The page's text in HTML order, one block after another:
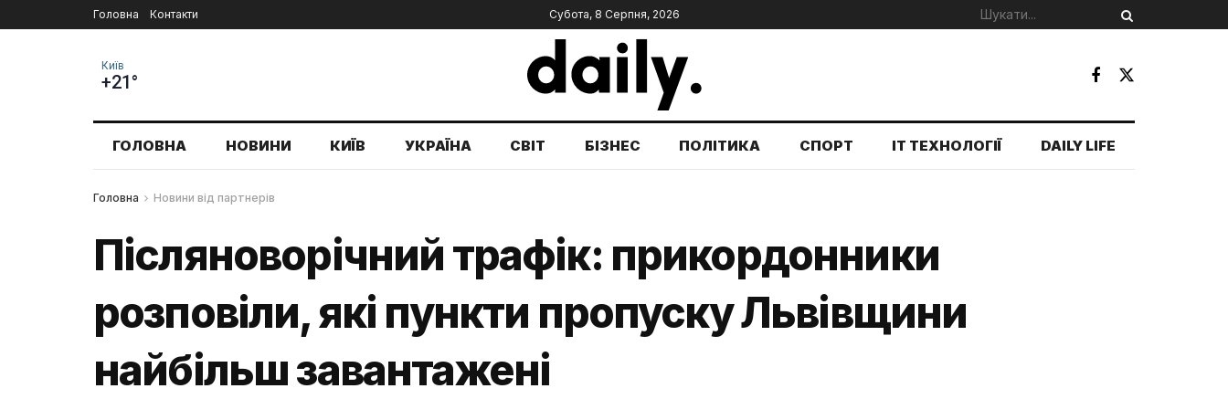
Головна Контакти Субота, 8 Серпня, 2026
Київ
+21°
ГОЛОВНА НОВИНИ КИЇВ УКРАЇНА СВІТ БІЗНЕС ПОЛІТИКА СПОРТ IT ТЕХНОЛОГІЇ DAILY LIFE
Головна Новини від партнерів
Післяноворічний трафік: прикордонники
розповіли, які пункти пропуску Львівщини
найбільш завантажені